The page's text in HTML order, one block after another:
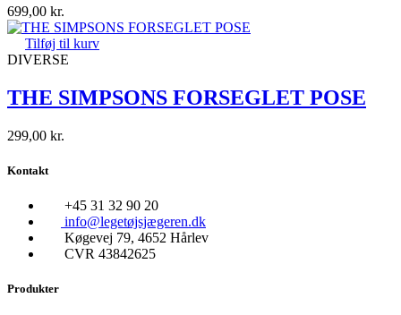
699,00 kr.
Tilføj til kurv
DIVERSE
THE SIMPSONS FORSEGLET POSE
299,00 kr.
Kontakt
+45 31 32 90 20
info@legetøjsjægeren.dk
Køgevej 79, 4652 Hårlev
CVR 43842625
Produkter